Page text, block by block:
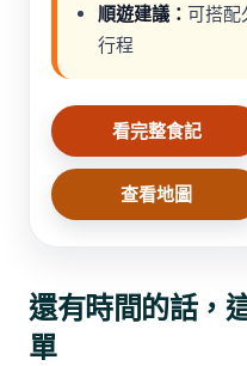
順遊建議： 可搭配
行程
看完整食記
查看地圖
還有時間的話，
單